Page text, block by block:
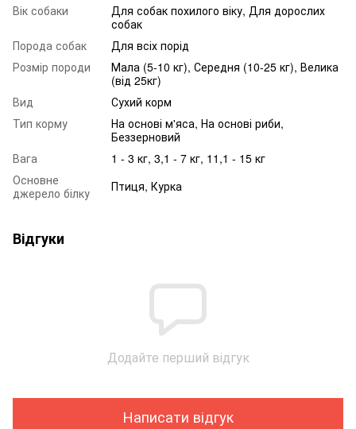
Вік собаки
Для собак похилого віку, Для дорослих
собак
Порода собак
Для всіх порід
Розмір породи
Мала (5-10 кг), Середня (10-25 кг), Велика
(від 25кг)
Вид
Сухий корм
Тип корму
На основі м'яса, На основі риби,
Беззерновий
Вага
1 - 3 кг, 3,1 - 7 кг, 11,1 - 15 кг
Основне
джерело білку
Птиця, Курка
Відгуки
Додайте перший відгук
Написати відгук